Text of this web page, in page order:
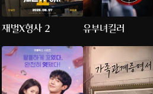
재벌X형사 2 유부녀킬러